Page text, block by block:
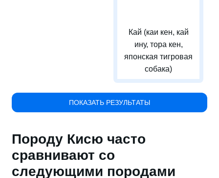
Кай (каи кен, кай
ину, тора кен,
японская тигровая
собака)
ПОКАЗАТЬ РЕЗУЛЬТАТЫ
Породу Кисю часто
сравнивают со
следующими породами